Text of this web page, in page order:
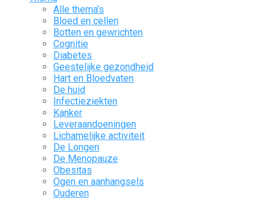
Alle thema’s
Bloed en cellen
Botten en gewrichten
Cognitie
Diabetes
Geestelijke gezondheid
Hart en Bloedvaten
De huid
Infectieziekten
Kanker
Leveraandoeningen
Lichamelijke activiteit
De Longen
De Menopauze
Obesitas
Ogen en aanhangsels
Ouderen